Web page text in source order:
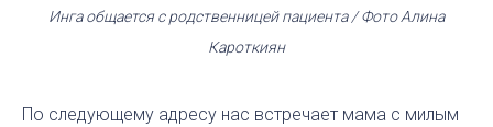
Инга общается с родственницей пациента / Фото Алина
Кароткиян
По следующему адресу нас встречает мама с милым